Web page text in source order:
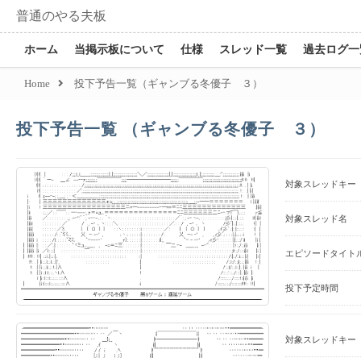
普通のやる夫板
ホーム 当掲示板について 仕様 スレッド一覧 過去ログ
Home 投下予告一覧（ギャンブる冬優子 ３）
投下予告一覧 （ギャンブる冬優子 ３）
対象スレッドキー
対象スレッド名
エピソードタイト
投下予定時間
対象スレッドキー